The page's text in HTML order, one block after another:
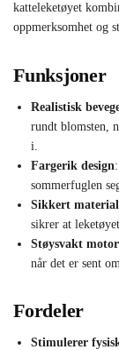
katteleketøyet
oppmerksomhet og
Funksjoner
Realistisk
rundt blomsten,
i.
Fargerik design
sommerfuglen
Sikkert
sikrer at
Støysvakt motor
når det er sent
Fordeler
Stimulerer